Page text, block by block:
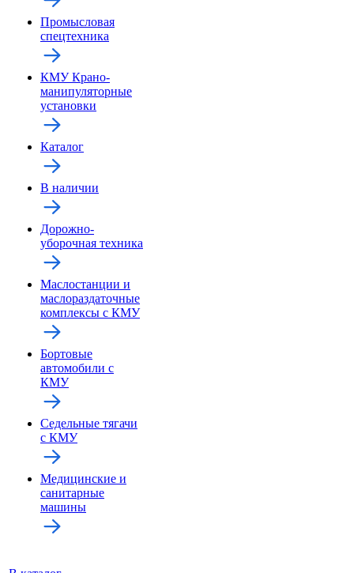
Промысловая
спецтехника
КМУ Крано-
манипуляторные
установки
Каталог
В наличии
Дорожно-
уборочная техника
Маслостанции и
маслораздаточные
комплексы с КМУ
Бортовые
автомобили с
КМУ
Седельные тягачи
с КМУ
Медицинские и
санитарные
машины